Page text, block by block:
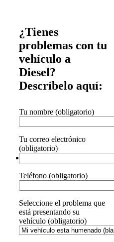
¿Tienes
problemas con tu
vehículo a
Diesel?
Descríbelo aquí:
Tu nombre (obligatorio)
Tu correo electrónico
(obligatorio)
Teléfono (obligatorio)
Seleccione el problema que
está presentando su
vehículo (obligatorio)